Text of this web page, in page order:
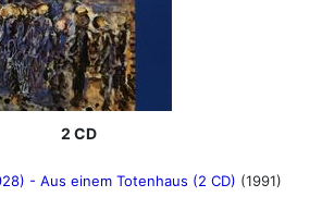
2 CD
- Aus einem Totenhaus (2 CD) (1991)